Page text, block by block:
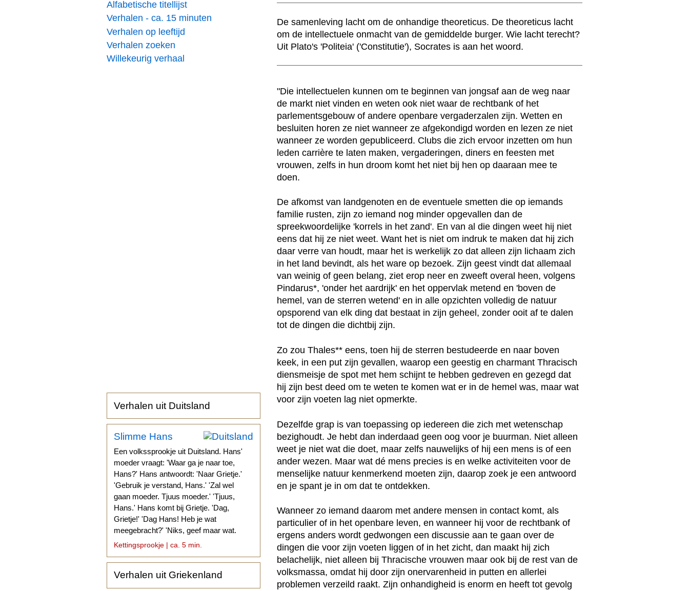
Alfabetische titellijst
Verhalen - ca. 15 minuten
Verhalen op leeftijd
Verhalen zoeken
Willekeurig verhaal
Verhalen uit Duitsland
Slimme Hans
Een volkssprookje uit Duitsland. Hans'
moeder vraagt: 'Waar ga je naar toe,
Hans?' Hans antwoordt: 'Naar Grietje.'
'Gebruik je verstand, Hans.' 'Zal wel
gaan moeder. Tjuus moeder.' 'Tjuus,
Hans.' Hans komt bij Grietje. 'Dag,
Grietje!' 'Dag Hans! Heb je wat
meegebracht?' 'Niks, geef maar wat.
Kettingsprookje | ca. 5 min.
Verhalen uit Griekenland
De samenleving lacht om de onhandige theoreticus. De theoreticus lacht
om de intellectuele onmacht van de gemiddelde burger. Wie lacht terecht?
Uit Plato's 'Politeia' ('Constitutie'), Socrates is aan het woord.
"Die intellectuelen kunnen om te beginnen van jongsaf aan de weg naar
de markt niet vinden en weten ook niet waar de rechtbank of het
parlementsgebouw of andere openbare vergaderzalen zijn. Wetten en
besluiten horen ze niet wanneer ze afgekondigd worden en lezen ze niet
wanneer ze worden gepubliceerd. Clubs die zich ervoor inzetten om hun
leden carrière te laten maken, vergaderingen, diners en feesten met
vrouwen, zelfs in hun droom komt het niet bij hen op daaraan mee te
doen.
De afkomst van landgenoten en de eventuele smetten die op iemands
familie rusten, zijn zo iemand nog minder opgevallen dan de
spreekwoordelijke 'korrels in het zand'. En van al die dingen weet hij niet
eens dat hij ze niet weet. Want het is niet om indruk te maken dat hij zich
daar verre van houdt, maar het is werkelijk zo dat alleen zijn lichaam zich
in het land bevindt, als het ware op bezoek. Zijn geest vindt dat allemaal
van weinig of geen belang, ziet erop neer en zweeft overal heen, volgens
Pindarus*, 'onder het aardrijk' en het oppervlak metend en 'boven de
hemel, van de sterren wetend' en in alle opzichten volledig de natuur
opsporend van elk ding dat bestaat in zijn geheel, zonder ooit af te dalen
tot de dingen die dichtbij zijn.
Zo zou Thales** eens, toen hij de sterren bestudeerde en naar boven
keek, in een put zijn gevallen, waarop een geestig en charmant Thracisch
diensmeisje de spot met hem schijnt te hebben gedreven en gezegd dat
hij zijn best deed om te weten te komen wat er in de hemel was, maar wat
voor zijn voeten lag niet opmerkte.
Dezelfde grap is van toepassing op iedereen die zich met wetenschap
bezighoudt. Je hebt dan inderdaad geen oog voor je buurman. Niet alleen
weet je niet wat die doet, maar zelfs nauwelijks of hij een mens is of een
ander wezen. Maar wat dé mens precies is en welke activiteiten voor de
menselijke natuur kenmerkend moeten zijn, daarop zoek je een antwoord
en je spant je in om dat te ontdekken.
Wanneer zo iemand daarom met andere mensen in contact komt, als
particulier of in het openbare leven, en wanneer hij voor de rechtbank of
ergens anders wordt gedwongen een discussie aan te gaan over de
dingen die voor zijn voeten liggen of in het zicht, dan maakt hij zich
belachelijk, niet alleen bij Thracische vrouwen maar ook bij de rest van de
volksmassa, omdat hij door zijn onervarenheid in putten en allerlei
problemen verzeild raakt. Zijn onhandigheid is enorm en heeft tot gevolg